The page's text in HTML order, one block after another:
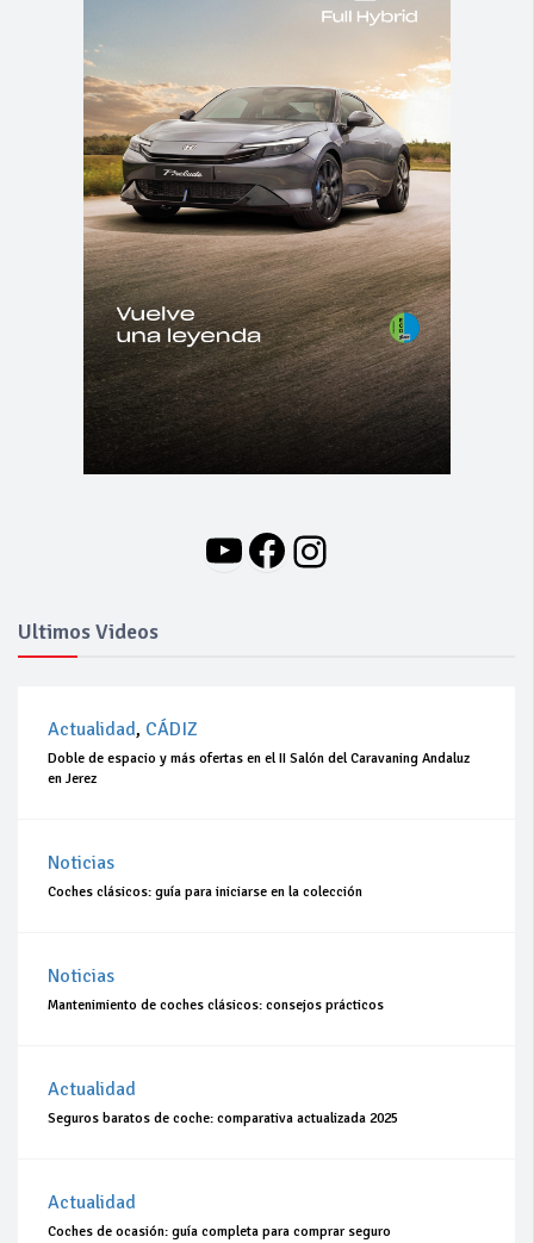
YouTube
Facebook
Instagram
Ultimos Videos
Actualidad, CÁDIZ
Doble de espacio y más ofertas en el II Salón del Caravaning Andaluz
en Jerez
Noticias
Coches clásicos: guía para iniciarse en la colección
Noticias
Mantenimiento de coches clásicos: consejos prácticos
Actualidad
Seguros baratos de coche: comparativa actualizada 2025
Actualidad
Coches de ocasión: guía completa para comprar seguro